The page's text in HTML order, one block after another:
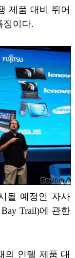
제품 대비 뛰어
징이다.
될 예정인 자사
Trail)에 관한
의 인텔 제품 대